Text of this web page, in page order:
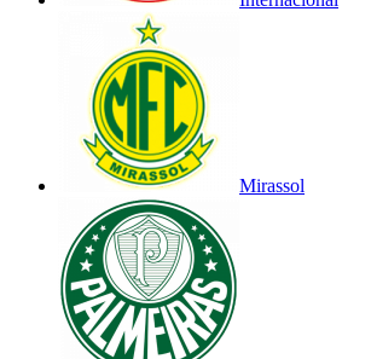
Mirassol